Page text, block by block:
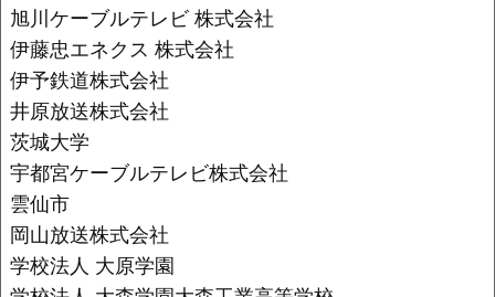
旭川ケーブルテレビ 株式会社
伊藤忠エネクス 株式会社
伊予鉄道株式会社
井原放送株式会社
茨城大学
宇都宮ケーブルテレビ株式会社
雲仙市
岡山放送株式会社
学校法人 大原学園